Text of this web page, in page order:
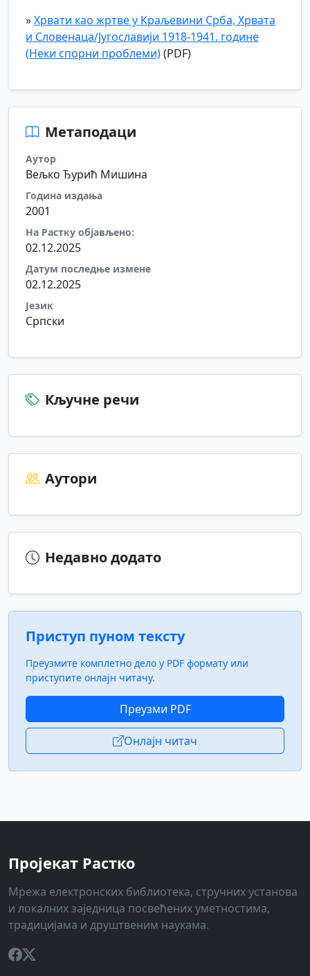
»Хрвати као жртве у Краљевини Срба, Хрвата
и Словенаца/Југославији 1918-1941. године
(Неки спорни проблеми)(PDF)
Метаподаци
Аутор
Вељко Ђурић Мишина
Година издања
2001
На Растку објављено:
02.12.2025
Датум последње измене
02.12.2025
Језик
Српски
Кључне речи
Аутори
Недавно додато
Приступ пуном тексту
Преузмите комплетно дело у PDF формату или
приступите онлајн читачу.
Преузми PDF
Онлајн читач
Пројекат Растко
Мрежа електронских библиотека, стручних установа
и локалних заједница посвећених уметностима,
традицијама и друштвеним наукама.